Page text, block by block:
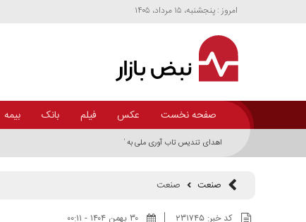
امروز : پنجشنبه، ۱۵ مرداد، ۱۴۰۵
صفحه نخست عکس فیلم بانک بیمه
اهدای تندیس تاب آوری ملی به گروه فولاد خوزستان
صنعت صنعت
کد خبر:۲۳۱۷۴۵ ۳۰ بهمن ۱۴۰۴ - ۰۰:۱۱